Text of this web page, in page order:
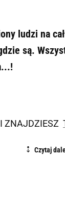
ludzi na
są.
ZNAJDZIESZ